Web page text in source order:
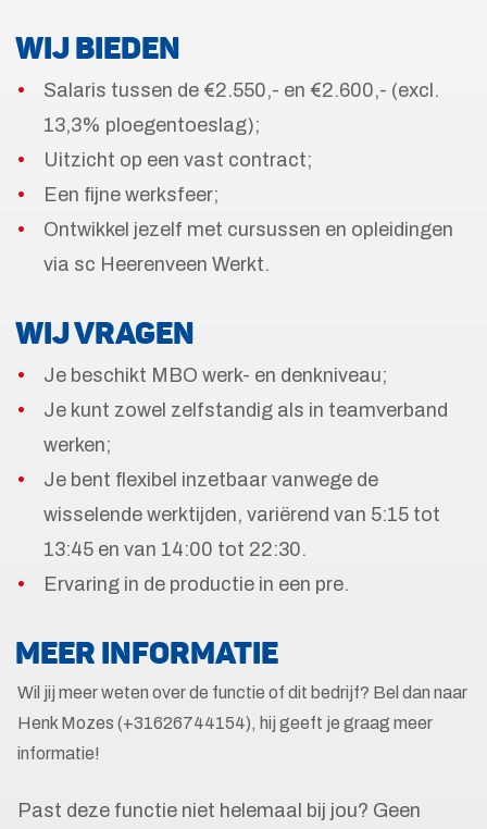
WIJ BIEDEN
Salaris tussen de €2.550,- en €2.600,- (excl.
13,3% ploegentoeslag);
Uitzicht op een vast contract;
Een fijne werksfeer;
Ontwikkel jezelf met cursussen en opleidingen
via sc Heerenveen Werkt.
WIJ VRAGEN
Je beschikt MBO werk- en denkniveau;
Je kunt zowel zelfstandig als in teamverband
werken;
Je bent flexibel inzetbaar vanwege de
wisselende werktijden, variërend van 5:15 tot
13:45 en van 14:00 tot 22:30.
Ervaring in de productie in een pre.
MEER INFORMATIE
Wil jij meer weten over de functie of dit bedrijf? Bel dan naar
Henk Mozes (+31626744154), hij geeft je graag meer
informatie!
Past deze functie niet helemaal bij jou? Geen